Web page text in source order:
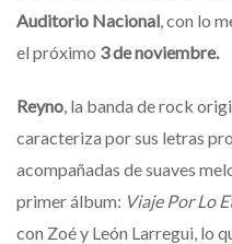
Auditorio Nacional , con lo
el próximo 3 de noviembre.
Reyno , la banda de rock
caracteriza por sus letras
acompañadas de suaves
primer álbum: Viaje Por Lo
con Zoé y León Larregui, lo